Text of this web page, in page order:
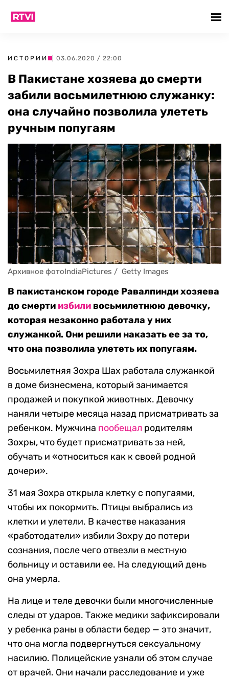
ИСТОРИИ | 03.06.2020 / 22:00
В Пакистане хозяева до смерти
забили восьмилетнюю служанку:
она случайно позволила улететь
ручным попугаям
Архивное фотоIndiaPictures /  Getty Images
В пакистанском городе Равалпинди хозяева
до смерти избили восьмилетнюю девочку,
которая незаконно работала у них
служанкой. Они решили наказать ее за то,
что она позволила улететь их попугаям.
Восьмилетняя Зохра Шах работала служанкой
в доме бизнесмена, который занимается
продажей и покупкой животных. Девочку
наняли четыре месяца назад присматривать за
ребенком. Мужчина пообещал родителям
Зохры, что будет присматривать за ней,
обучать и «относиться как к своей родной
дочери».
31 мая Зохра открыла клетку с попугаями,
чтобы их покормить. Птицы выбрались из
клетки и улетели. В качестве наказания
«работодатели» избили Зохру до потери
сознания, после чего отвезли в местную
больницу и оставили ее. На следующий день
она умерла.
На лице и теле девочки были многочисленные
следы от ударов. Также медики зафиксировали
у ребенка раны в области бедер — это значит,
что она могла подвергнуться сексуальному
насилию. Полицейские узнали об этом случае
от врачей. Они начали расследование и уже